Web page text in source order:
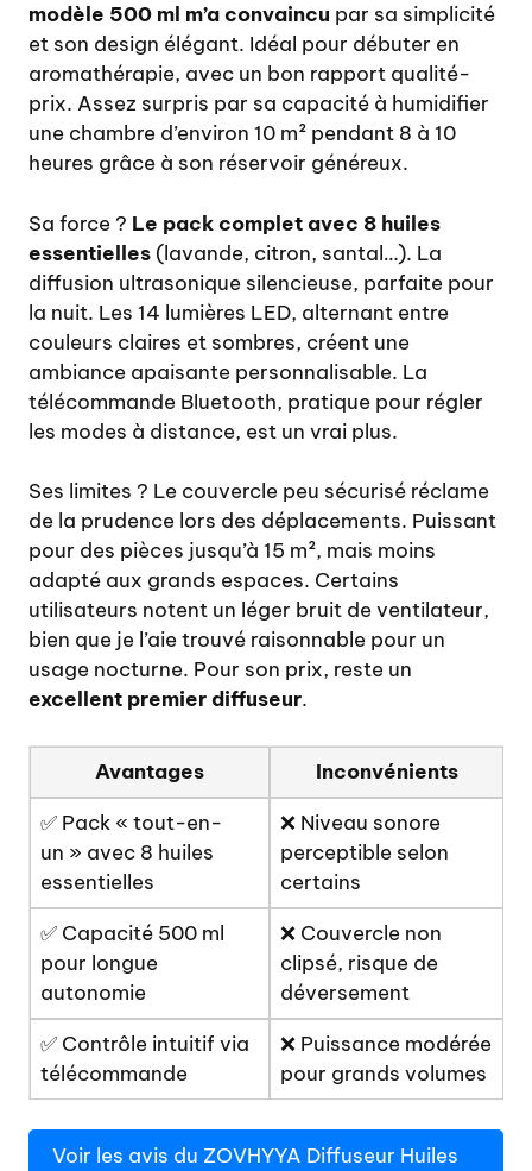
modèle 500 ml m’a convaincu par sa simplicité
et son design élégant. Idéal pour débuter en
aromathérapie, avec un bon rapport qualité-
prix. Assez surpris par sa capacité à humidifier
une chambre d’environ 10 m² pendant 8 à 10
heures grâce à son réservoir généreux.
Sa force ? Le pack complet avec 8 huiles
essentielles (lavande, citron, santal…). La
diffusion ultrasonique silencieuse, parfaite pour
la nuit. Les 14 lumières LED, alternant entre
couleurs claires et sombres, créent une
ambiance apaisante personnalisable. La
télécommande Bluetooth, pratique pour régler
les modes à distance, est un vrai plus.
Ses limites ? Le couvercle peu sécurisé réclame
de la prudence lors des déplacements. Puissant
pour des pièces jusqu’à 15 m², mais moins
adapté aux grands espaces. Certains
utilisateurs notent un léger bruit de ventilateur,
bien que je l’aie trouvé raisonnable pour un
usage nocturne. Pour son prix, reste un
excellent premier diffuseur.
Avantages
Inconvénients
✅ Pack « tout-en-
un » avec 8 huiles
essentielles
❌ Niveau sonore
perceptible selon
certains
✅ Capacité 500 ml
pour longue
autonomie
❌ Couvercle non
clipsé, risque de
déversement
✅ Contrôle intuitif via
télécommande
❌ Puissance modérée
pour grands volumes
Voir les avis du ZOVHYYA Diffuseur Huiles